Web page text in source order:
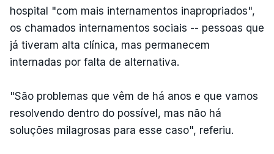
hospital "com mais internamentos inapropriados",
os chamados internamentos sociais -- pessoas que
já tiveram alta clínica, mas permanecem
internadas por falta de alternativa.
"São problemas que vêm de há anos e que vamos
resolvendo dentro do possível, mas não há
soluções milagrosas para esse caso", referiu.